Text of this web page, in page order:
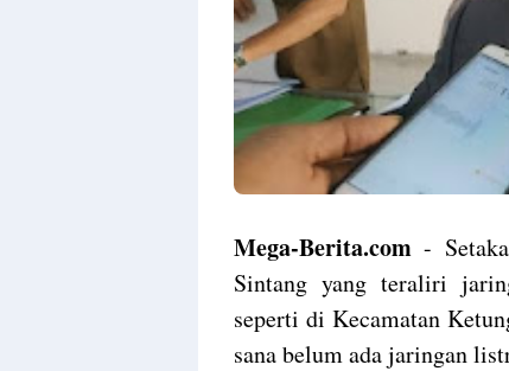
Mega-Berita.com -
Sintang yang teraliri
seperti di Kecamatan
sana belum ada jaringan